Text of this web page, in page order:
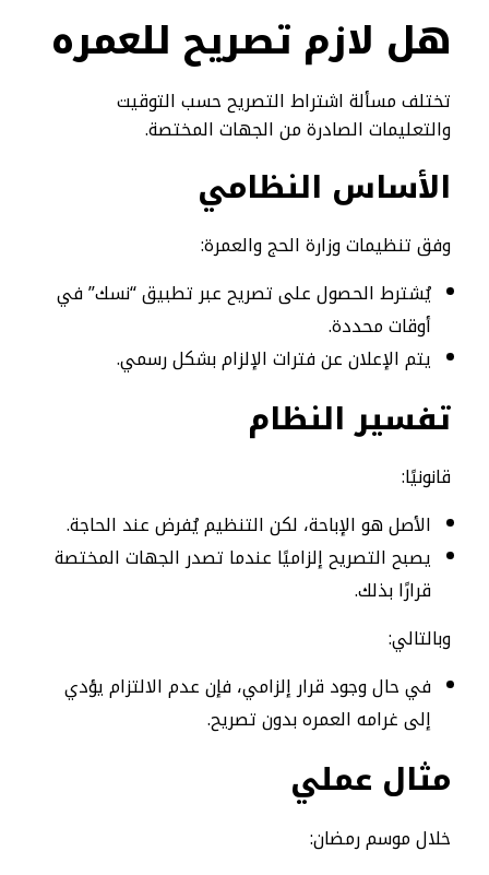
هل لازم تصريح للعمره
تختلف مسألة اشتراط التصريح حسب التوقيت
والتعليمات الصادرة من الجهات المختصة.
الأساس النظامي
وفق تنظيمات وزارة الحج والعمرة:
يُشترط الحصول على تصريح عبر تطبيق “نسك” في
أوقات محددة.
يتم الإعلان عن فترات الإلزام بشكل رسمي.
تفسير النظام
قانونيًا:
الأصل هو الإباحة، لكن التنظيم يُفرض عند الحاجة.
يصبح التصريح إلزاميًا عندما تصدر الجهات المختصة
قرارًا بذلك.
وبالتالي:
في حال وجود قرار إلزامي، فإن عدم الالتزام يؤدي
إلى غرامه العمره بدون تصريح.
مثال عملي
خلال موسم رمضان: